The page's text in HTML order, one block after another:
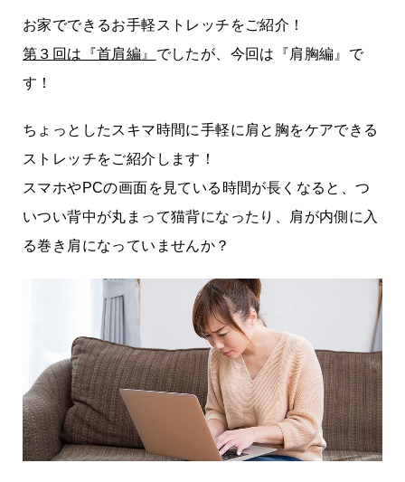
お家でできるお手軽ストレッチをご紹介！
第３回は『首肩編』 でしたが、今回は『肩胸編』で
す！
ちょっとしたスキマ時間に手軽に肩と胸をケアできる
ストレッチをご紹介します！
スマホやPCの画面を見ている時間が長くなると、つ
いつい背中が丸まって猫背になったり、肩が内側に入
る巻き肩になっていませんか？